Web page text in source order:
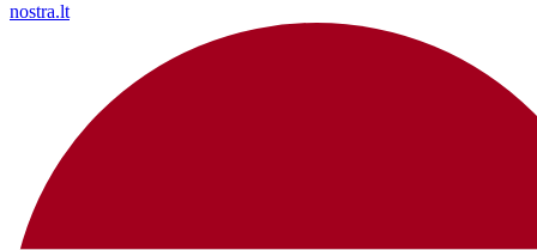
nostra.lt